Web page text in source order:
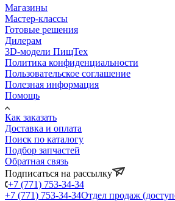
Магазины
Мастер-классы
Готовые решения
Дилерам
3D-модели ПищТех
Политика конфиденциальности
Пользовательское соглашение
Полезная информация
Помощь
Как заказать
Доставка и оплата
Поиск по каталогу
Подбор запчастей
Обратная связь
Подписаться на рассылку
+7 (771) 753-34-34
+7 (771) 753-34-34Отдел продаж